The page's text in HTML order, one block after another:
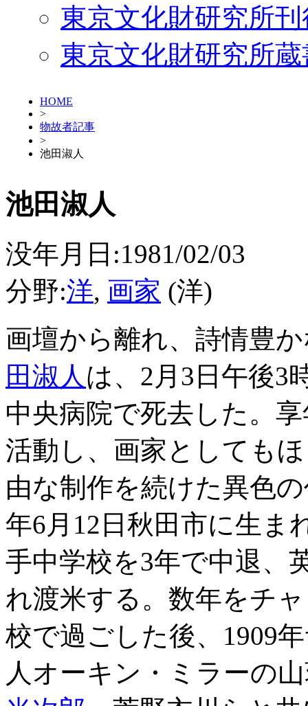
東京文化財研究所
東京文化財研究所
HOME
>
物故者記事
>
池田淑人
池田淑人
没年月日:1981/02/03
分野:洋, 画家 (洋)
画壇から離れ、詩情豊
田淑人 は、2月3日午後3
中央病院で死去した。
活動し、画家としても
由な制作を続けた異色
年6月12日秋田市に生ま
手中学校を3年で中退、
れ渡米する。数年をチ
校で過ごした後、1909
人オーキン・ミラーの